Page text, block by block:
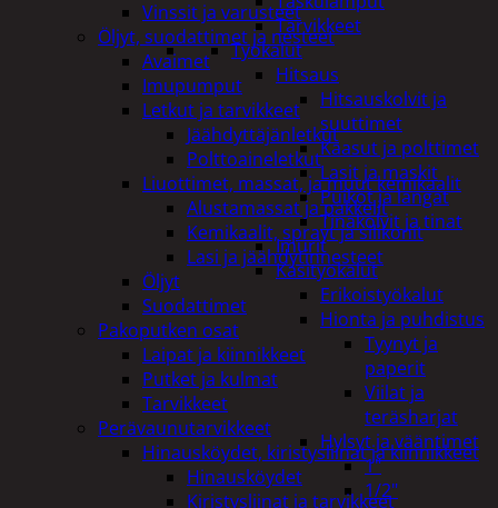
Tarvikkeet
Työkalut
Hitsaus
Hitsauskolvit ja
suuttimet
Kaasut ja polttimet
Lasit ja maskit
Puikot ja langat
Tinakolvit ja tinat
Imurit
Käsityökalut
Erikoistyökalut
Hionta ja puhdistus
Tyynyt ja
paperit
Viilat ja
teräsharjat
Hylsyt ja vääntimet
1"
1/2"
Vinssit ja varusteet
Öljyt, suodattimet ja nesteet
Avaimet
Imupumput
Letkut ja tarvikkeet
Jäähdyttäjänletkut
Polttoaineletkut
Liuottimet, massat, ja muut kemikaalit
Alustamassat ja pakkelit
Kemikaalit, sprayt ja silikonit
Lasi ja jäähdytinnesteet
Öljyt
Suodattimet
Pakoputken osat
Laipat ja kiinnikkeet
Putket ja kulmat
Tarvikkeet
Perävaunutarvikkeet
Hinausköydet, kiristysliinat ja kiinnikkeet
Hinausköydet
Kiristysliinat ja tarvikkeet